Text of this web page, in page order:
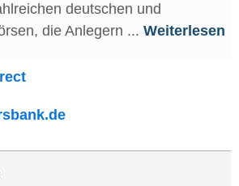
deutschen und
die Anlegern ... Weiterlesen